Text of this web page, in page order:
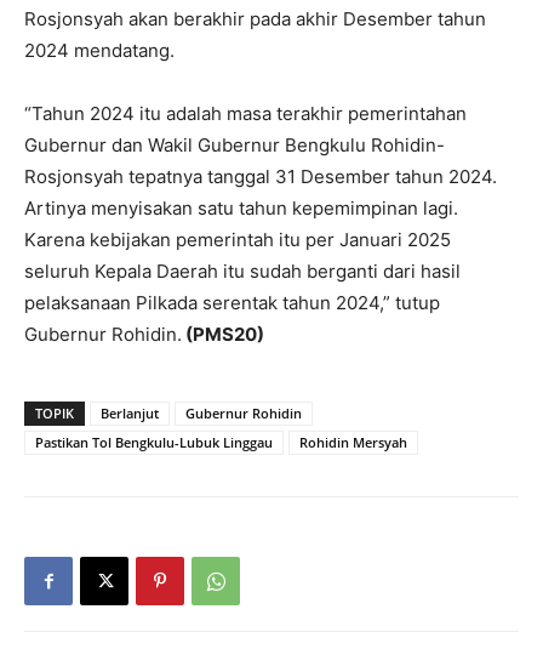
Rosjonsyah akan berakhir pada akhir Desember tahun
2024 mendatang.
“Tahun 2024 itu adalah masa terakhir pemerintahan
Gubernur dan Wakil Gubernur Bengkulu Rohidin-
Rosjonsyah tepatnya tanggal 31 Desember tahun 2024.
Artinya menyisakan satu tahun kepemimpinan lagi.
Karena kebijakan pemerintah itu per Januari 2025
seluruh Kepala Daerah itu sudah berganti dari hasil
pelaksanaan Pilkada serentak tahun 2024,” tutup
Gubernur Rohidin. (PMS20)
TOPIK Berlanjut
Gubernur Rohidin
Pastikan Tol Bengkulu-Lubuk Linggau
Rohidin Mersyah